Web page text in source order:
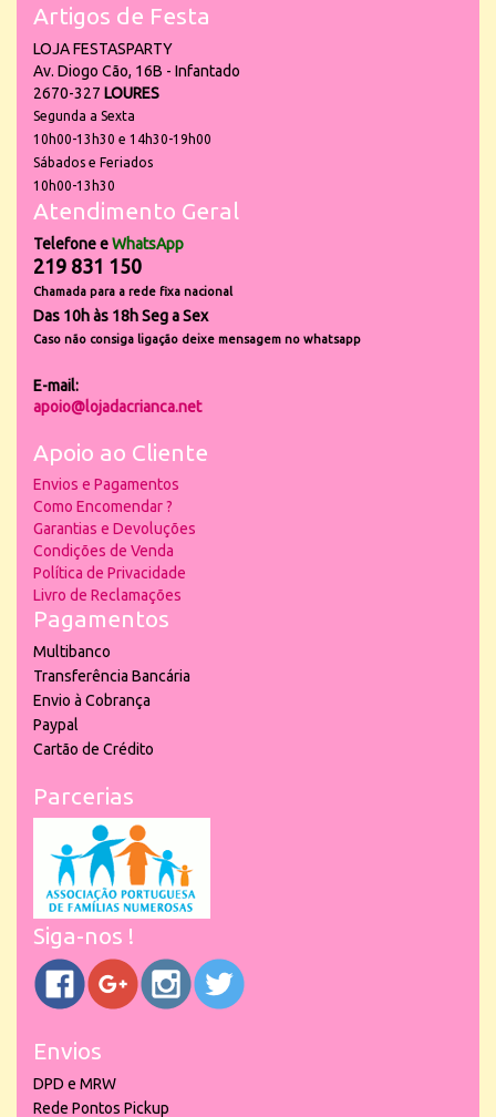
Artigos de Festa
LOJA FESTASPARTY
Av. Diogo Cão, 16B - Infantado
2670-327 LOURES
Segunda a Sexta
10h00-13h30 e 14h30-19h00
Sábados e Feriados
10h00-13h30
Atendimento Geral
Telefone eWhatsApp
219 831 150
Chamada para a rede fixa nacional
Das 10h às 18h Seg a Sex
Caso não consiga ligação deixe mensagem no whatsapp
E-mail:
apoio@lojadacrianca.net
Apoio ao Cliente
Envios e Pagamentos
Como Encomendar ?
Garantias e Devoluções
Condições de Venda
Política de Privacidade
Livro de Reclamações
Pagamentos
Multibanco
Transferência Bancária
Envio à Cobrança
Paypal
Cartão de Crédito
Parcerias
Siga-nos !
Envios
DPD e MRW
Rede Pontos Pickup